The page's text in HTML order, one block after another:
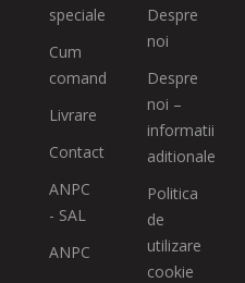
speciale
Cum
comand
Livrare
Contact
ANPC
- SAL
ANPC
Despre
noi
Despre
noi –
informatii
aditionale
Politica
de
utilizare
cookie